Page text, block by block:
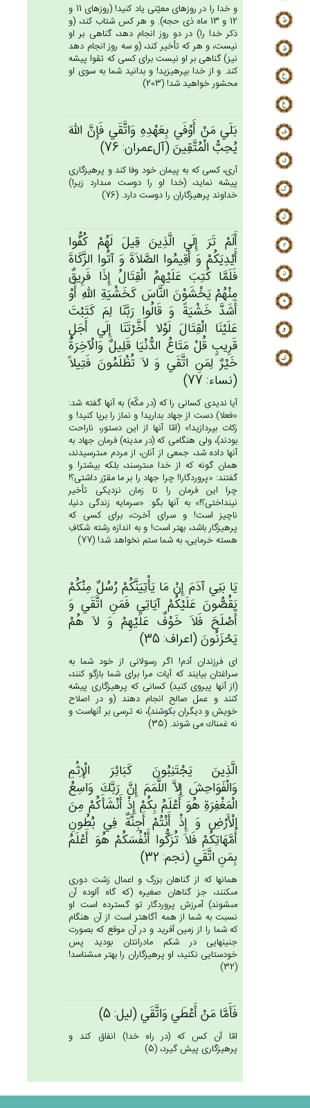
و خدا را در روزهاى معيّنى ياد كنيد! (روزهاى 11 و
12 و 13 ماه ذى حجه). و هر كس شتاب كند، (و
ذكر خدا را) در دو روز انجام دهد، گناهى بر او
نيست، و هر كه تأخير كند، (و سه روز انجام دهد
نيز) گناهى بر او نيست براى كسى كه تقوا پيشه
كند. و از خدا بپرهيزيد! و بدانيد شما به سوى او
محشور خواهيد شد! (203)
بَلَي‌ مَن‌ْ أَوْفَي‌ بِعَهْدِه‌ِ وَاتَّقَي‌ فَإِن‌َّ الله‌َ
يُحِب‌ُّ الْمُتَّقِين‌َ (آل‌عمران: 76)
آرى، كسى كه به پيمان خود وفا كند و پرهيزگارى
پيشه نمايد، (خدا او را دوست مى‏دارد زيرا)
خداوند پرهيزگاران را دوست دارد. (76)
أَلَم‌ْ تَرَ إِلَي‌ الَّذِين‌َ قِيل‌َ لَهُم‌ْ كُفُّوا
أَيْدِيَكُم‌ْ وَ أَقِيمُوا الصَّلاَة‌َ وَ آتُوا الزَّكَاة‌َ
فَلَمَّا كُتِب‌َ عَلَيْهِم‌ُ الْقِتَال‌ُ إِذَا فَرِيق‌ٌ
مِنْهُم‌ْ يَخْشَوْن‌َ النَّاس‌َ كَخَشْيَة‌ِ الله‌ِ أَوْ
أَشَدَّ خَشْيَة‌ً وَ قَالُوا رَبَّنَا لِم‌َ كَتَبْت‌َ
عَلَيْنَا الْقِتَال‌َ لَوْلا أَخَّرْتَنَا إِلَي‌ أَجَل‌ٍ
قَرِيب‌ٍ قُل‌ْ مَتَاع‌ُ الدُّنْيَا قَلِيل‌ٌ وَالْآخِرَة‌ُ
خَيْرٌ لِمَن‌ِ اتَّقَي‌ وَ لاَ تُظْلَمُون‌َ فَتِيلاً
(نساء: 77)
آيا نديدى كسانى را كه (در مكّه) به آنها گفته شد:
«فعلا) دست از جهاد بداريد! و نماز را برپا كنيد! و
زكات بپردازيد!» (امّا آنها از اين دستور، ناراحت
بودند)، ولى هنگامى كه (در مدينه) فرمان جهاد به
آنها داده شد، جمعى از آنان، از مردم مى‏ترسيدند،
همان گونه كه از خدا مى‏ترسند، بلكه بيشتر! و
گفتند: «پروردگارا! چرا جهاد را بر ما مقرّر داشتى؟!
چرا اين فرمان را تا زمان نزديكى تأخير
نينداختى؟!» به آنها بگو: «سرمايه زندگى دنيا،
ناچيز است! و سراى آخرت، براى كسى كه
پرهيزگار باشد، بهتر است! و به اندازه رشته شكافِ
هسته خرمايى، به شما ستم نخواهد شد! (77)
يَا بَنِي‌ آدَم‌َ إِنْ مَا يَأْتِيَنَّكُم‌ْ رُسُل‌ٌ مِنْكُم‌ْ
يَقُصُّون‌َ عَلَيْكُم‌ْ آيَاتِي‌ فَمَن‌ِ اتَّقَي‌ وَ
أَصْلَح‌َ فَلاَ خَوْف‌ٌ عَلَيْهِم‌ْ وَ لاَ هُم‌ْ
يَحْزَنُون‌َ (اعراف: 35)
اى فرزندان آدم! اگر رسولانى از خود شما به
سراغتان بيايند كه آيات مرا براى شما بازگو كنند،
(از آنها پيروى كنيد) كسانى كه پرهيزگارى پيشه
كنند و عمل صالح انجام دهند (و در اصلاح
خويش و ديگران بكوشند)، نه ترسى بر آنهاست و
نه غمناك مى شوند. (35)
الَّذِين‌َ يَجْتَنِبُون‌َ كَبَائِرَ الْإِثْم‌ِ
وَالْفَوَاحِش‌َ إِلاَّ اللَّمَم‌َ إِن‌َّ رَبَّك‌َ وَاسِع‌ُ
الْمَغْفِرَة‌ِ هُوَ أَعْلَم‌ُ بِكُم‌ْ إِذْ أَنْشَأَكُمْ‌ مِن‌َ
الْأَرْض‌ِ وَ إِذْ أَنْتُم‌ْ أَجِنَّة‌ٌ فِي‌ بُطُون‌ِ
أُمَّهَاتِكُم‌ْ فَلاَ تُزَكُّوا أَنْفُسَكُم‌ْ هُوَ أَعْلَم‌ُ
بِمَن‌ِ اتَّقَي‌ (نجم: 32)
همانها كه از گناهان بزرگ و اعمال زشت دورى
مى‏كنند، جز گناهان صغيره (كه گاه آلوده آن
مى‏شوند) آمرزش پروردگار تو گسترده است او
نسبت به شما از همه آگاهتر است از آن هنگام
كه شما را از زمين آفريد و در آن موقع كه بصورت
جنينهايى در شكم مادرانتان بوديد پس
خودستايى نكنيد، او پرهيزگاران را بهتر مى‏شناسد!
(32)
فَأَمَّا مَن‌ْ أَعْطَي‌ وَاتَّقَي‌ (ليل: 5)
امّا آن كس كه (در راه خدا) انفاق كند و
پرهيزگارى پيش گيرد، (5)